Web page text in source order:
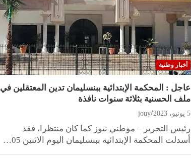
أخبار وطنية
عاجل : المحكمة الإبتدائية ببنسليمان تدين المعتقلين في
ملف الحسنية بثلاثة سنوات نافذة
5 يونيو، 2023 jouy
رئيس التحرير – موطني نيوز كما كان منتظرا، فقد
أسدلت المحكمة الإبتدائية ببنسليمان اليوم الاثنين 05…